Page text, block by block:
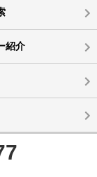
紹介